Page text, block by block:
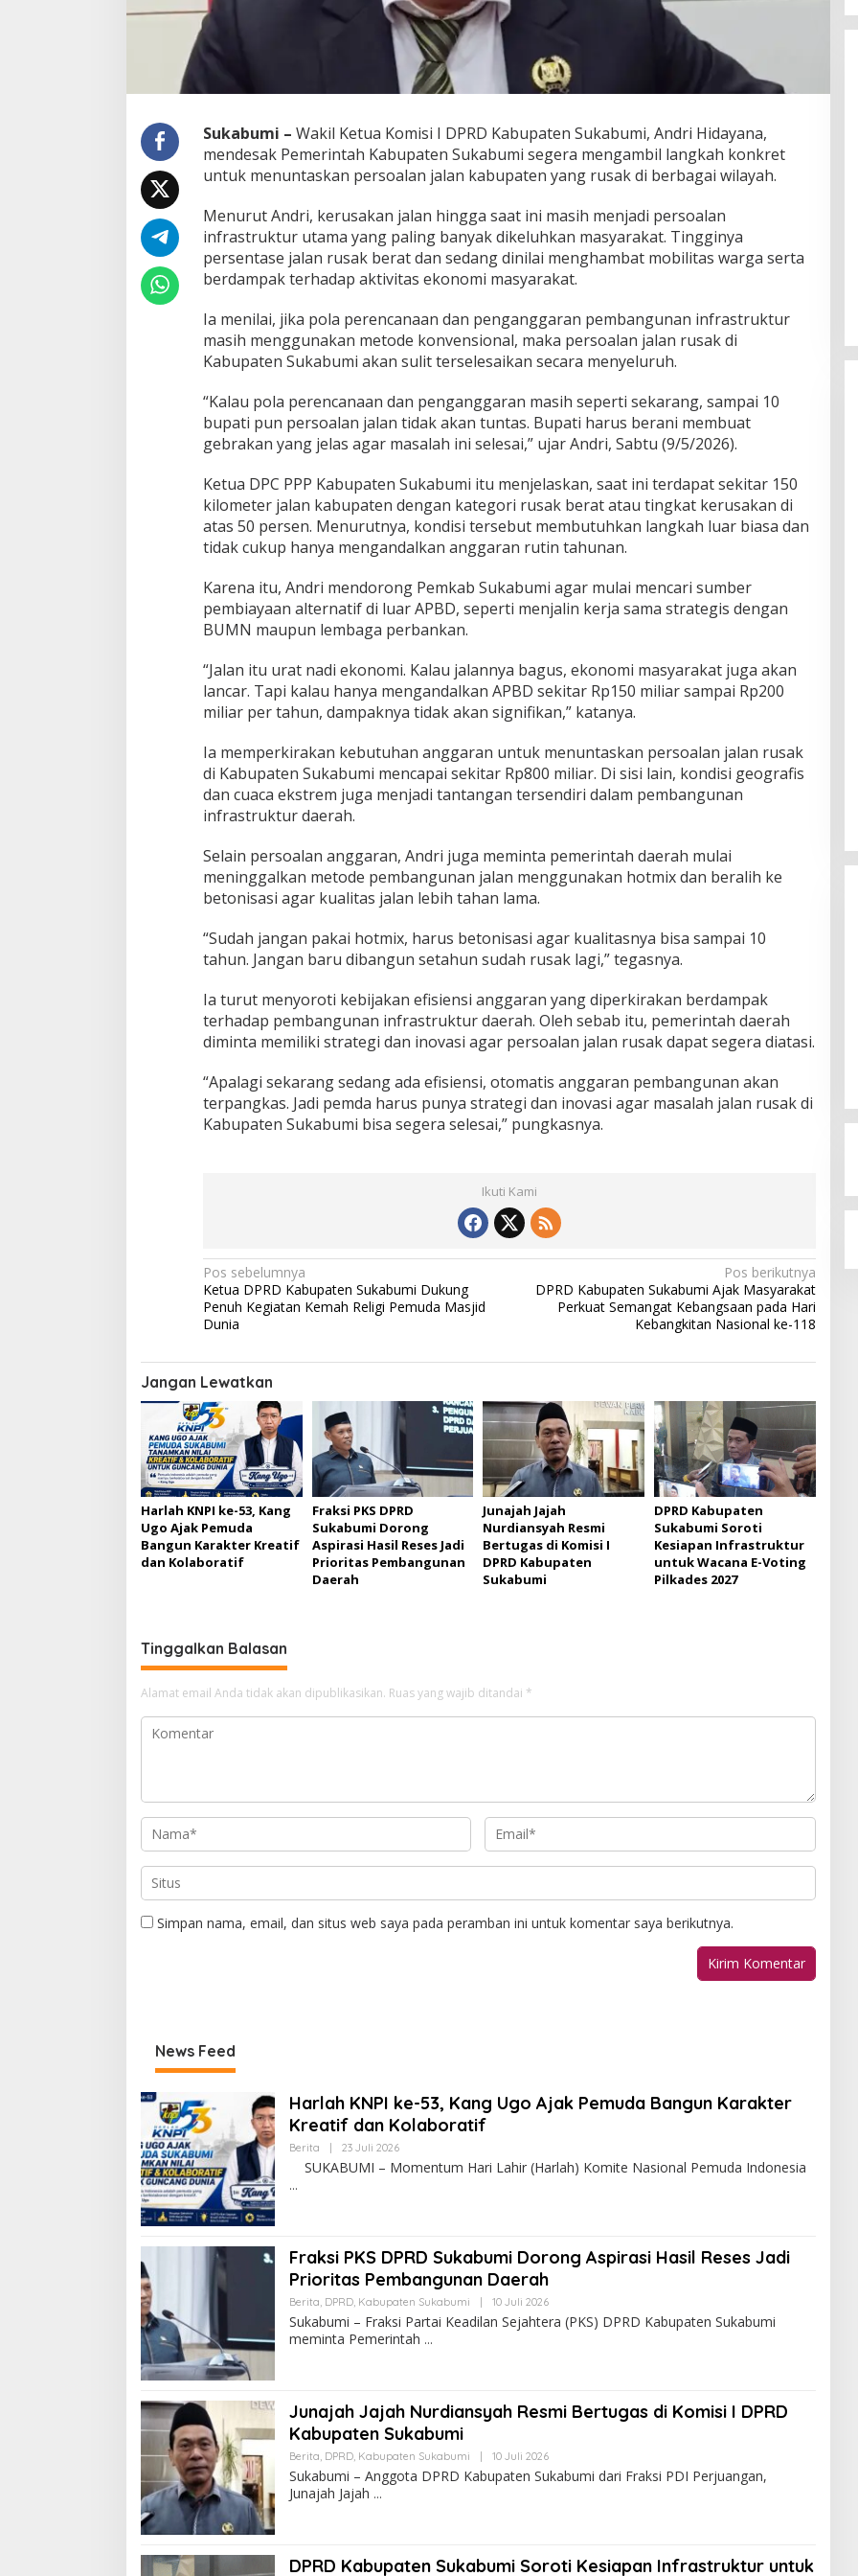
a
k
u
k
n
T
e
r
o
o
s
a
a
n
g
n
J
a
l
n
u
s
k
Sukabumi – Wakil Ketua Komisi I DPRD Kabupaten Sukabumi, Andri Hidayana,
mendesak Pemerintah Kabupaten Sukabumi segera mengambil langkah konkret
untuk menuntaskan persoalan jalan kabupaten yang rusak di berbagai wilayah.
Menurut Andri, kerusakan jalan hingga saat ini masih menjadi persoalan
infrastruktur utama yang paling banyak dikeluhkan masyarakat. Tingginya
persentase jalan rusak berat dan sedang dinilai menghambat mobilitas warga serta
berdampak terhadap aktivitas ekonomi masyarakat.
Ia menilai, jika pola perencanaan dan penganggaran pembangunan infrastruktur
masih menggunakan metode konvensional, maka persoalan jalan rusak di
Kabupaten Sukabumi akan sulit terselesaikan secara menyeluruh.
“Kalau pola perencanaan dan penganggaran masih seperti sekarang, sampai 10
bupati pun persoalan jalan tidak akan tuntas. Bupati harus berani membuat
gebrakan yang jelas agar masalah ini selesai,” ujar Andri, Sabtu (9/5/2026).
Ketua DPC PPP Kabupaten Sukabumi itu menjelaskan, saat ini terdapat sekitar 150
kilometer jalan kabupaten dengan kategori rusak berat atau tingkat kerusakan di
atas 50 persen. Menurutnya, kondisi tersebut membutuhkan langkah luar biasa dan
tidak cukup hanya mengandalkan anggaran rutin tahunan.
Karena itu, Andri mendorong Pemkab Sukabumi agar mulai mencari sumber
pembiayaan alternatif di luar APBD, seperti menjalin kerja sama strategis dengan
BUMN maupun lembaga perbankan.
“Jalan itu urat nadi ekonomi. Kalau jalannya bagus, ekonomi masyarakat juga akan
lancar. Tapi kalau hanya mengandalkan APBD sekitar Rp150 miliar sampai Rp200
miliar per tahun, dampaknya tidak akan signifikan,” katanya.
Ia memperkirakan kebutuhan anggaran untuk menuntaskan persoalan jalan rusak
di Kabupaten Sukabumi mencapai sekitar Rp800 miliar. Di sisi lain, kondisi geografis
dan cuaca ekstrem juga menjadi tantangan tersendiri dalam pembangunan
infrastruktur daerah.
Selain persoalan anggaran, Andri juga meminta pemerintah daerah mulai
meninggalkan metode pembangunan jalan menggunakan hotmix dan beralih ke
betonisasi agar kualitas jalan lebih tahan lama.
“Sudah jangan pakai hotmix, harus betonisasi agar kualitasnya bisa sampai 10
tahun. Jangan baru dibangun setahun sudah rusak lagi,” tegasnya.
Ia turut menyoroti kebijakan efisiensi anggaran yang diperkirakan berdampak
terhadap pembangunan infrastruktur daerah. Oleh sebab itu, pemerintah daerah
diminta memiliki strategi dan inovasi agar persoalan jalan rusak dapat segera diatasi.
“Apalagi sekarang sedang ada efisiensi, otomatis anggaran pembangunan akan
terpangkas. Jadi pemda harus punya strategi dan inovasi agar masalah jalan rusak di
Kabupaten Sukabumi bisa segera selesai,” pungkasnya.
Ikuti Kami
N
a
v
i
g
a
s
i
p
o
s
Pos sebelumnya
Ketua DPRD Kabupaten Sukabumi Dukung
Penuh Kegiatan Kemah Religi Pemuda Masjid
Dunia
Pos berikutnya
DPRD Kabupaten Sukabumi Ajak Masyarakat
Perkuat Semangat Kebangsaan pada Hari
Kebangkitan Nasional ke-118
Jangan Lewatkan
Harlah KNPI ke-53, Kang
Ugo Ajak Pemuda
Bangun Karakter Kreatif
dan Kolaboratif
Fraksi PKS DPRD
Sukabumi Dorong
Aspirasi Hasil Reses Jadi
Prioritas Pembangunan
Daerah
Junajah Jajah
Nurdiansyah Resmi
Bertugas di Komisi I
DPRD Kabupaten
Sukabumi
DPRD Kabupaten
Sukabumi Soroti
Kesiapan Infrastruktur
untuk Wacana E-Voting
Pilkades 2027
Tinggalkan Balasan
Alamat email Anda tidak akan dipublikasikan. Ruas yang wajib ditandai *
Simpan nama, email, dan situs web saya pada peramban ini untuk komentar saya berikutnya.
News Feed
Harlah KNPI ke-53, Kang Ugo Ajak Pemuda Bangun Karakter
Kreatif dan Kolaboratif
Berita | 23 Juli 2026
SUKABUMI – Momentum Hari Lahir (Harlah) Komite Nasional Pemuda Indonesia
Fraksi PKS DPRD Sukabumi Dorong Aspirasi Hasil Reses Jadi
Prioritas Pembangunan Daerah
Berita, DPRD, Kabupaten Sukabumi | 10 Juli 2026
Sukabumi – Fraksi Partai Keadilan Sejahtera (PKS) DPRD Kabupaten Sukabumi
meminta Pemerintah
Junajah Jajah Nurdiansyah Resmi Bertugas di Komisi I DPRD
Kabupaten Sukabumi
Berita, DPRD, Kabupaten Sukabumi | 10 Juli 2026
Sukabumi – Anggota DPRD Kabupaten Sukabumi dari Fraksi PDI Perjuangan,
Junajah Jajah
DPRD Kabupaten Sukabumi Soroti Kesiapan Infrastruktur untuk
Budi Azhar Mutawali Serukan
Partisipasi Warga dalam Pilkada
2024
Di Politik 27 November 2024